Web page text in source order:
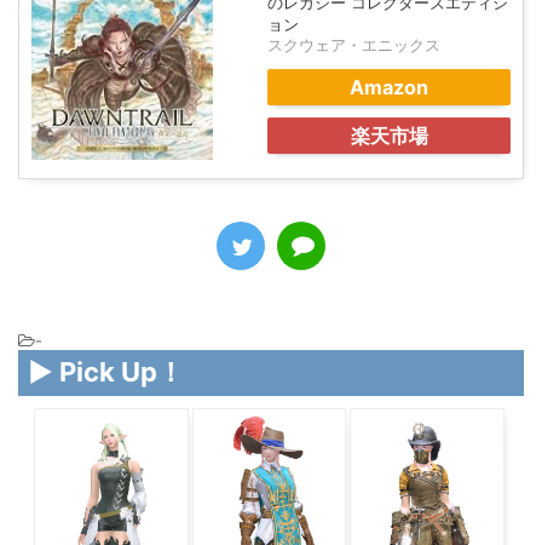
ョン
スクウェア・エニックス
Amazon
楽天市場
-
▶ Pick Up！